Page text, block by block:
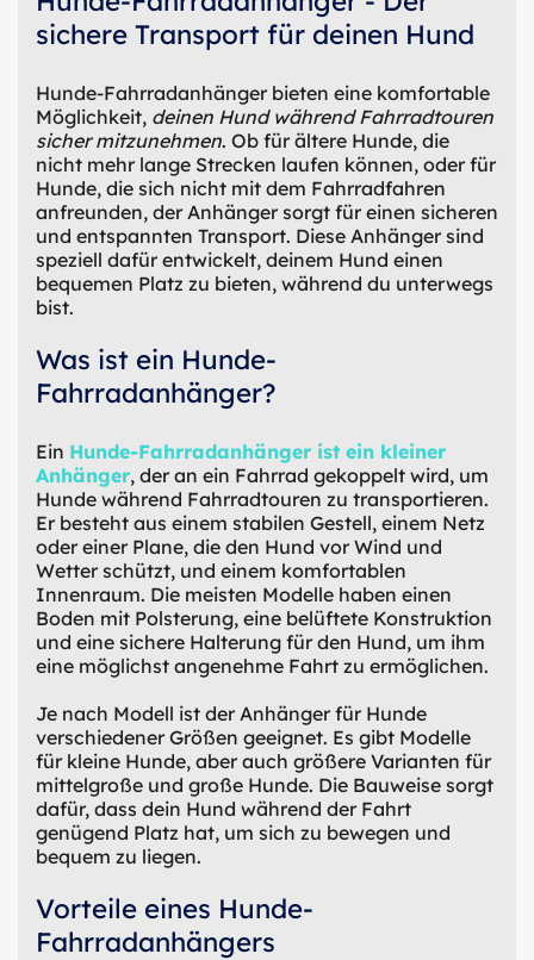
sichere Transport für deinen Hund
Hunde-Fahrradanhänger bieten eine komfortable
Möglichkeit, deinen Hund während Fahrradtouren
sicher mitzunehmen. Ob für ältere Hunde, die
nicht mehr lange Strecken laufen können, oder für
Hunde, die sich nicht mit dem Fahrradfahren
anfreunden, der Anhänger sorgt für einen sicheren
und entspannten Transport. Diese Anhänger sind
speziell dafür entwickelt, deinem Hund einen
bequemen Platz zu bieten, während du unterwegs
bist.
Was ist ein Hunde-
Fahrradanhänger?
Ein Hunde-Fahrradanhänger ist ein kleiner
Anhänger, der an ein Fahrrad gekoppelt wird, um
Hunde während Fahrradtouren zu transportieren.
Er besteht aus einem stabilen Gestell, einem Netz
oder einer Plane, die den Hund vor Wind und
Wetter schützt, und einem komfortablen
Innenraum. Die meisten Modelle haben einen
Boden mit Polsterung, eine belüftete Konstruktion
und eine sichere Halterung für den Hund, um ihm
eine möglichst angenehme Fahrt zu ermöglichen.
Je nach Modell ist der Anhänger für Hunde
verschiedener Größen geeignet. Es gibt Modelle
für kleine Hunde, aber auch größere Varianten für
mittelgroße und große Hunde. Die Bauweise sorgt
dafür, dass dein Hund während der Fahrt
genügend Platz hat, um sich zu bewegen und
bequem zu liegen.
Vorteile eines Hunde-
Fahrradanhängers